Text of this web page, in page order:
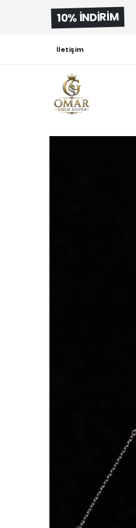
10% İNDİRİM
İletişim